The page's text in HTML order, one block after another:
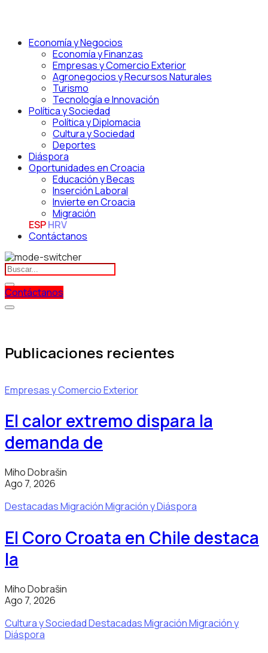
Economía y Negocios
Economía y Finanzas
Empresas y Comercio Exterior
Agronegocios y Recursos Naturales
Turismo
Tecnología e Innovación
Política y Sociedad
Política y Diplomacia
Cultura y Sociedad
Deportes
Diáspora
Oportunidades en Croacia
Educación y Becas
Inserción Laboral
Invierte en Croacia
Migración
ESPHRV
Contáctanos
Contáctanos
Publicaciones recientes
Empresas y Comercio Exterior
El calor extremo dispara la
demanda de
Miho Dobrašin
Ago 7, 2026
DestacadasMigraciónMigración y Diáspora
El Coro Croata en Chile destaca
la
Miho Dobrašin
Ago 7, 2026
Cultura y SociedadDestacadasMigraciónMigración y
Diáspora